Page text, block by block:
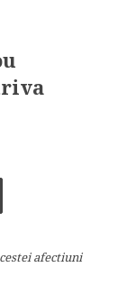
afectiuni